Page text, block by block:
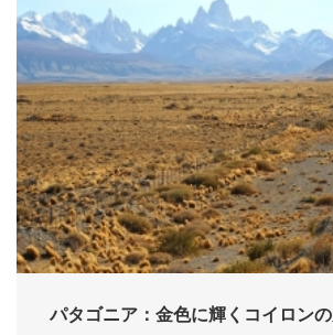
パタゴニア：金色に輝くコイロン